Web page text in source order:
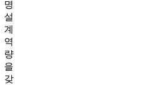
명
설
계
역
량
을
갖